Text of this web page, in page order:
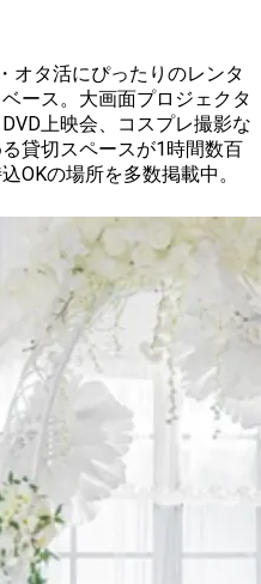
オタ活にぴったりのレンタ
ース。大画面プロジェクタ
上映会、コスプレ撮影な
貸切スペースが1時間数百
OKの場所を多数掲載中。